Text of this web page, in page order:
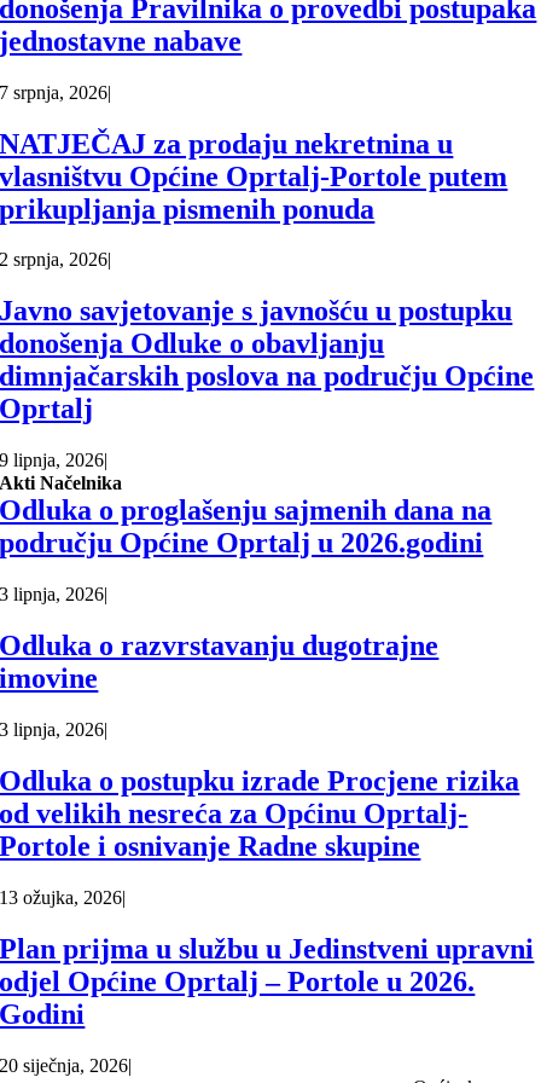
donošenja Pravilnika o provedbi postupaka
jednostavne nabave
7 srpnja, 2026|
NATJEČAJ za prodaju nekretnina u
vlasništvu Općine Oprtalj-Portole putem
prikupljanja pismenih ponuda
2 srpnja, 2026|
Javno savjetovanje s javnošću u postupku
donošenja Odluke o obavljanju
dimnjačarskih poslova na području Općine
Oprtalj
9 lipnja, 2026|
Akti Načelnika
Odluka o proglašenju sajmenih dana na
području Općine Oprtalj u 2026.godini
3 lipnja, 2026|
Odluka o razvrstavanju dugotrajne
imovine
3 lipnja, 2026|
Odluka o postupku izrade Procjene rizika
od velikih nesreća za Općinu Oprtalj-
Portole i osnivanje Radne skupine
13 ožujka, 2026|
Plan prijma u službu u Jedinstveni upravni
odjel Općine Oprtalj – Portole u 2026.
Godini
20 siječnja, 2026|